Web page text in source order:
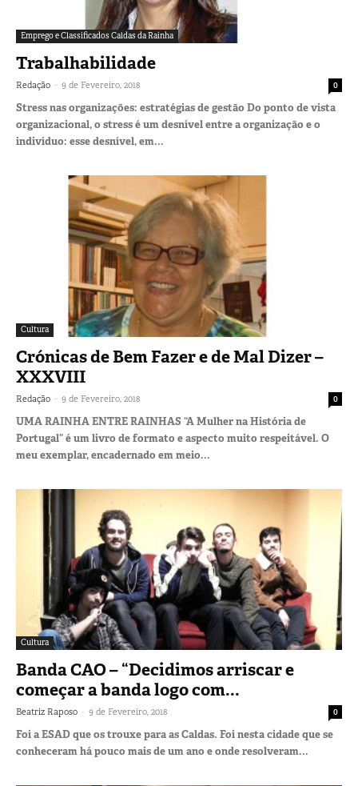
Emprego e Classificados Caldas da Rainha
Trabalhabilidade
Redação - 9 de Fevereiro, 2018 0
Stress nas organizações: estratégias de gestão Do ponto de vista
organizacional, o stress é um desnível entre a organização e o
indivíduo: esse desnível, em...
Cultura
Crónicas de Bem Fazer e de Mal Dizer –
XXXVIII
Redação - 9 de Fevereiro, 2018 0
UMA RAINHA ENTRE RAINHAS “A Mulher na História de
Portugal” é um livro de formato e aspecto muito respeitável. O
meu exemplar, encadernado em meio...
Cultura
Banda CAO – “Decidimos arriscar e
começar a banda logo com...
Beatriz Raposo - 9 de Fevereiro, 2018 0
Foi a ESAD que os trouxe para as Caldas. Foi nesta cidade que se
conheceram há pouco mais de um ano e onde resolveram...